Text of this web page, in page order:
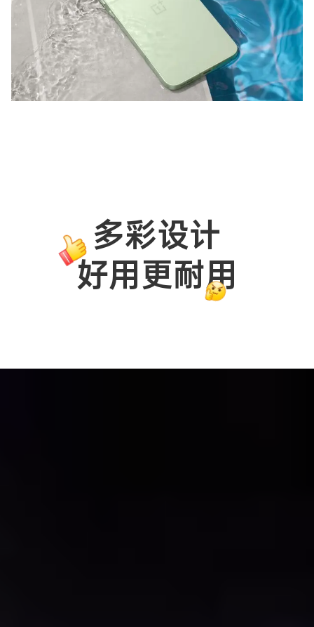
多彩设计
好用更耐用